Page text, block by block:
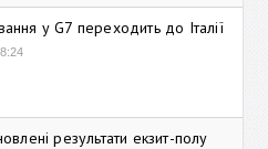
у G7 переходить до Італії
результати екзит-полу